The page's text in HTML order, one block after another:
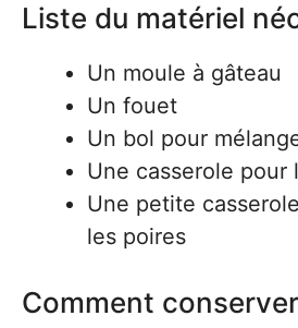
Liste du matériel
Un moule à gâteau
Un fouet
Un bol pour
Une casserole pour
Une petite
les poires
Comment